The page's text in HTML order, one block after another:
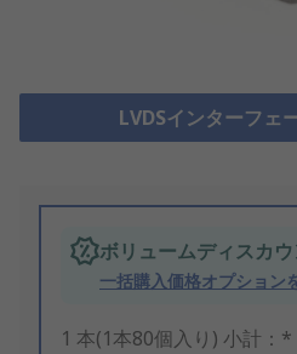
LVDSインターフェ
ボリュームディスカ
一括購入価格オプション
1 本(1本80個入り) 小計：*